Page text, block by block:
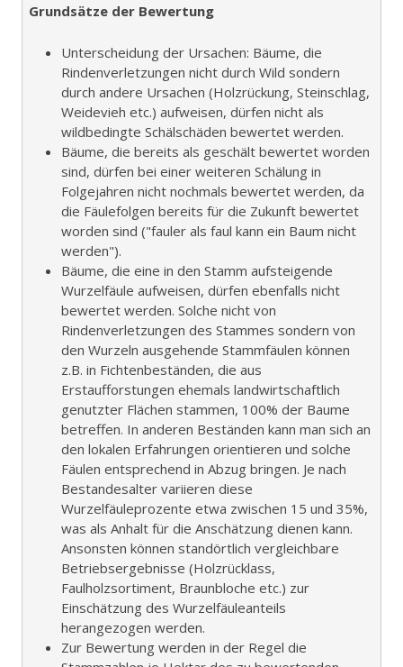
Grundsätze der Bewertung
Unterscheidung der Ursachen: Bäume, die
Rindenverletzungen nicht durch Wild sondern
durch andere Ursachen (Holzrückung, Steinschlag,
Weidevieh etc.) aufweisen, dürfen nicht als
wildbedingte Schälschäden bewertet werden.
Bäume, die bereits als geschält bewertet worden
sind, dürfen bei einer weiteren Schälung in
Folgejahren nicht nochmals bewertet werden, da
die Fäulefolgen bereits für die Zukunft bewertet
worden sind ("fauler als faul kann ein Baum nicht
werden").
Bäume, die eine in den Stamm aufsteigende
Wurzelfäule aufweisen, dürfen ebenfalls nicht
bewertet werden. Solche nicht von
Rindenverletzungen des Stammes sondern von
den Wurzeln ausgehende Stammfäulen können
z.B. in Fichtenbeständen, die aus
Erstaufforstungen ehemals landwirtschaftlich
genutzter Flächen stammen, 100% der Baume
betreffen. In anderen Beständen kann man sich an
den lokalen Erfahrungen orientieren und solche
Fäulen entsprechend in Abzug bringen. Je nach
Bestandesalter variieren diese
Wurzelfäuleprozente etwa zwischen 15 und 35%,
was als Anhalt für die Anschätzung dienen kann.
Ansonsten können standörtlich vergleichbare
Betriebsergebnisse (Holzrücklass,
Faulholzsortiment, Braunbloche etc.) zur
Einschätzung des Wurzelfäuleanteils
herangezogen werden.
Zur Bewertung werden in der Regel die